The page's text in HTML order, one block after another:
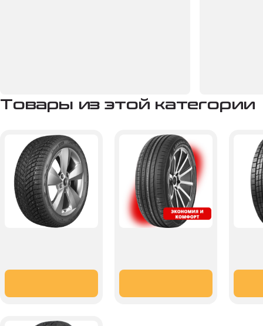
Товары из этой категории